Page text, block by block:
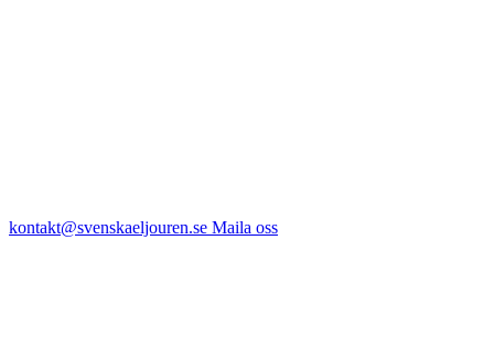
kontakt@svenskaeljouren.se Maila oss